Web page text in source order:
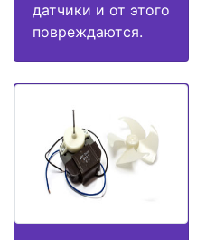
датчики и от этого
повреждаются.